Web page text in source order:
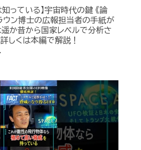
っている】宇宙時代の鍵 《論
ウン博士の広報担当者の手紙が
か昔から国家レベルで分析さ
しくは本編で解説！